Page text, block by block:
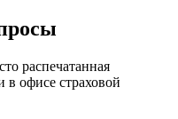
распечатанная
в офисе страховой